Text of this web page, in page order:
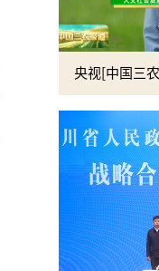
央视[中国三